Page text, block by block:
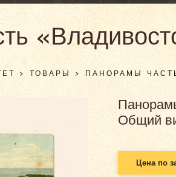
>ТОВАРЫ> ПАНОРАМЫ
Общий
Цена по